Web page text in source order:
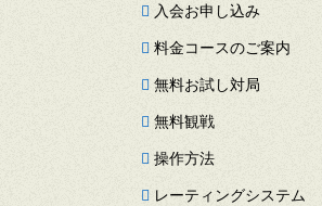
入会お申し込み
料金コースのご案内
無料お試し対局
無料観戦
操作方法
レーティングシステム